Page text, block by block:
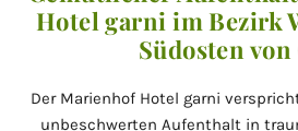
Hotel garni im Bezirk
Südosten von
Der Marienhof Hotel garni
unbeschwerten Aufenthalt in